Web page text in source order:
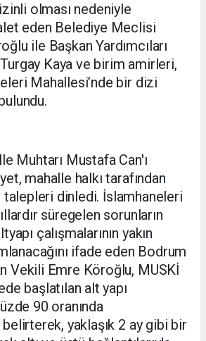
olması nedeniyle
eden Belediye Meclisi
ile Başkan Yardımcıları
Kaya ve birim amirleri,
Mahallesi’nde bir dizi
Muhtarı Mustafa Can'ı
mahalle halkı tarafından
dinledi. İslamhaneleri
süregelen sorunların
çalışmalarının yakın
ifade eden Bodrum
Vekili Emre Köroğlu, MUSKİ
başlatılan alt yapı
90 oranında
belirterek, yaklaşık 2 ay gibi bir